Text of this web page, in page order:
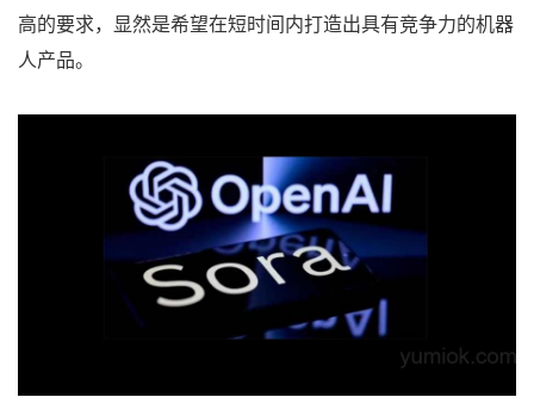
高的要求，显然是希望在短时间内打造出具有竞争力的机器
人产品。